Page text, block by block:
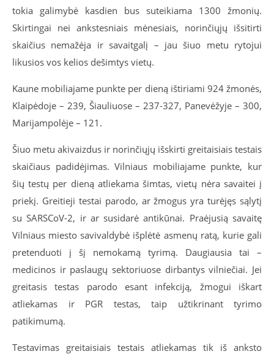
tokia galimybė kasdien bus suteikiama 1300 žmonių.
Skirtingai nei ankstesniais mėnesiais, norinčiųjų išsitirti
skaičius nemažėja ir savaitgalį – jau šiuo metu rytojui
likusios vos kelios dešimtys vietų.
Kaune mobiliajame punkte per dieną ištiriami 924 žmonės,
Klaipėdoje – 239, Šiauliuose – 237-327, Panevėžyje – 300,
Marijampolėje – 121.
Šiuo metu akivaizdus ir norinčiųjų išskirti greitaisiais testais
skaičiaus padidėjimas. Vilniaus mobiliajame punkte, kur
šių testų per dieną atliekama šimtas, vietų nėra savaitei į
priekį. Greitieji testai parodo, ar žmogus yra turėjęs sąlytį
su SARSCoV-2, ir ar susidarė antikūnai. Praėjusią savaitę
Vilniaus miesto savivaldybė išplėtė asmenų ratą, kurie gali
pretenduoti į šį nemokamą tyrimą. Daugiausia tai –
medicinos ir paslaugų sektoriuose dirbantys vilniečiai. Jei
greitasis testas parodo esant infekciją, žmogui iškart
atliekamas ir PGR testas, taip užtikrinant tyrimo
patikimumą.
Testavimas greitaisiais testais atliekamas tik iš anksto